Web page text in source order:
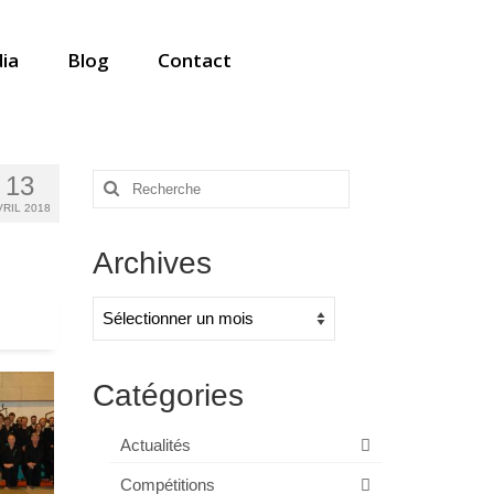
Blog Contact
13
2018
Rechercher
:
Archives
Archives
Catégories
Actualités
Compétitions